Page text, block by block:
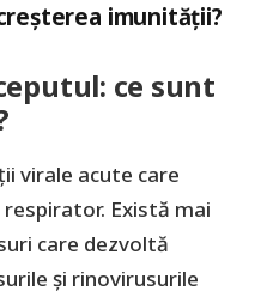
imunității?
ce sunt
virale acute care
Există mai
care dezvoltă
și rinovirusurile